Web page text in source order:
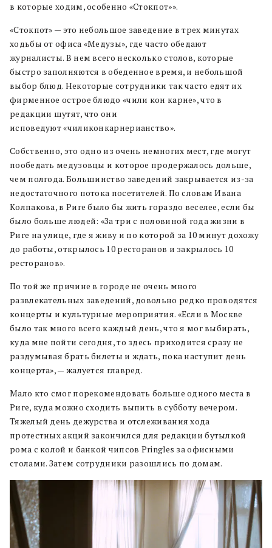
в которые ходим, особенно «Стокпот»».
«Стокпот» — это небольшое заведение в трех минутах
ходьбы от офиса «Медузы», где часто обедают
журналисты. В нем всего несколько столов, которые
быстро заполняются в обеденное время, и небольшой
выбор блюд. Некоторые сотрудники так часто едят их
фирменное острое блюдо «чили кон карне», что в
редакции шутят, что они
исповедуют «чиликонкарнерианство».
Собственно, это одно из очень немногих мест, где могут
пообедать медузовцы и которое продержалось дольше,
чем полгода. Большинство заведений закрывается из-за
недостаточного потока посетителей. По словам Ивана
Колпакова, в Риге было бы жить гораздо веселее, если бы
было больше людей: «За три с половиной года жизни в
Риге на улице, где я живу и по которой за 10 минут дохожу
до работы, открылось 10 ресторанов и закрылось 10
ресторанов».
По той же причине в городе не очень много
развлекательных заведений, довольно редко проводятся
концерты и культурные мероприятия. «Если в Москве
было так много всего каждый день, что я мог выбирать,
куда мне пойти сегодня, то здесь приходится сразу не
раздумывая брать билеты и ждать, пока наступит день
концерта», — жалуется главред.
Мало кто смог порекомендовать больше одного места в
Риге, куда можно сходить выпить в субботу вечером.
Тяжелый день дежурства и отслеживания хода
протестных акций закончился для редакции бутылкой
рома с колой и банкой чипсов Pringles за офисными
столами. Затем сотрудники разошлись по домам.